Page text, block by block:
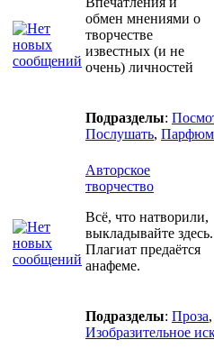
обмен мнениями о
творчестве
известных (и не
очень) личностей
Подразделы:
Послушать,
Авторское
творчество
Всё, что натворили,
выкладывайте здесь.
Плагиат предаётся
анафеме.
Подразделы: Проза,
Изобразительное